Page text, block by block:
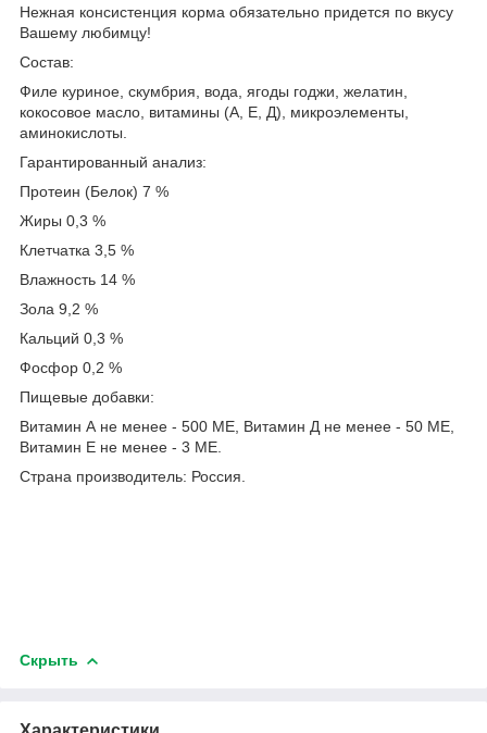
Нежная консистенция корма обязательно придется по вкусу
Вашему любимцу!
Состав:
Филе куриное, скумбрия, вода, ягоды годжи, желатин,
кокосовое масло, витамины (А, Е, Д), микроэлементы,
аминокислоты.
Гарантированный анализ:
Протеин (Белок) 7 %
Жиры 0,3 %
Клетчатка 3,5 %
Влажность 14 %
Зола 9,2 %
Кальций 0,3 %
Фосфор 0,2 %
Пищевые добавки:
Витамин А не менее - 500 МЕ, Витамин Д не менее - 50 МЕ,
Витамин Е не менее - 3 МЕ.
Страна производитель: Россия.
Скрыть